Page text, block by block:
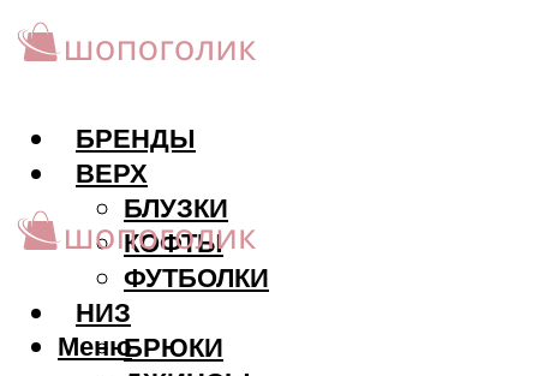
БРЕНДЫ
ВЕРХ
БЛУЗКИ
КОФТЫ
ФУТБОЛКИ
НИЗ
БРЮКИ
Меню